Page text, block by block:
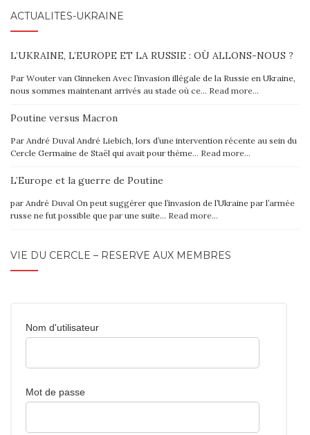
ACTUALITÉS-UKRAINE
L’UKRAINE, L’EUROPE ET LA RUSSIE : OÙ ALLONS-NOUS ?
Par Wouter van Ginneken Avec l’invasion illégale de la Russie en Ukraine,
nous sommes maintenant arrivés au stade où ce… Read more…
Poutine versus Macron
Par André Duval André Liebich, lors d’une intervention récente au sein du
Cercle Germaine de Staël qui avait pour thème… Read more…
L’Europe et la guerre de Poutine
par André Duval On peut suggérer que l’invasion de l’Ukraine par l’armée
russe ne fut possible que par une suite… Read more…
VIE DU CERCLE – RÉSERVÉ AUX MEMBRES
Nom d'utilisateur
Mot de passe